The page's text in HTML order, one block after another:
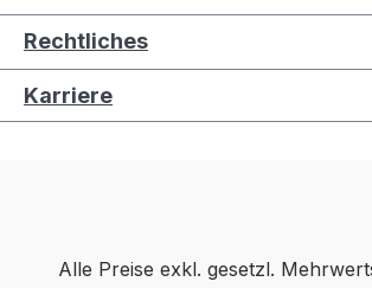
Rechtliches
Karriere
Alle Preise exkl. gesetzl.